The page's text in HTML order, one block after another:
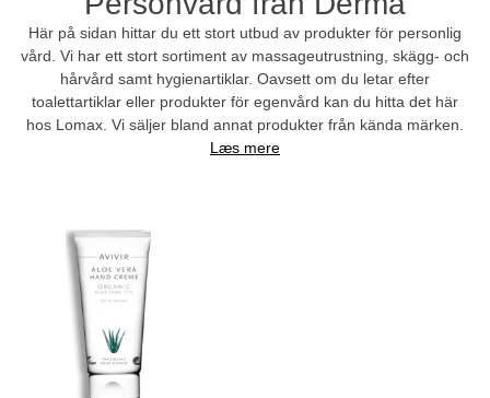
Här på sidan hittar du ett stort utbud av produkter för personlig
vård. Vi har ett stort sortiment av massageutrustning, skägg- och
hårvård samt hygienartiklar. Oavsett om du letar efter
toalettartiklar eller produkter för egenvård kan du hitta det här
hos Lomax. Vi säljer bland annat produkter från kända märken.
Læs mere